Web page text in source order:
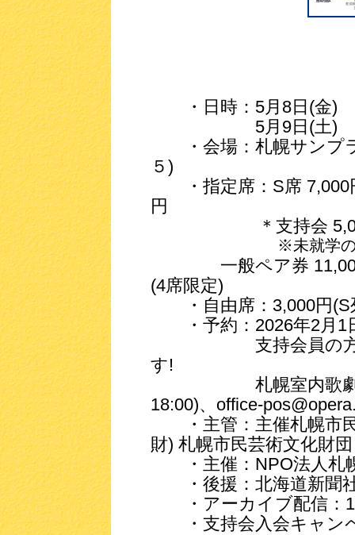
・日時：5月8日(金)
5月9日(土) 15
・会場：札幌サンプ
５)
・指定席：S席 7,000
円
＊支持会 5,000
※未就学のお子様
一般ペア券 11,000
(4席限定)
・自由席：3,000円(S
・予約：2026年2月1
支持会員の方は1
す!
札幌室内歌劇場
18:00)、office-
・主管：主催札幌市民
財) 札幌市民芸術文化財団
・主催：NPO法人札
・後援：北海道新聞
・アーカイブ配信：
・支持会入会キャン